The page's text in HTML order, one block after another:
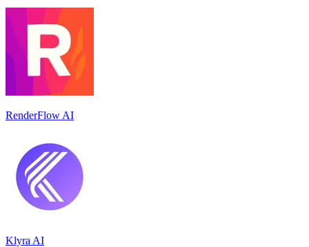
RenderFlow AI
Klyra AI